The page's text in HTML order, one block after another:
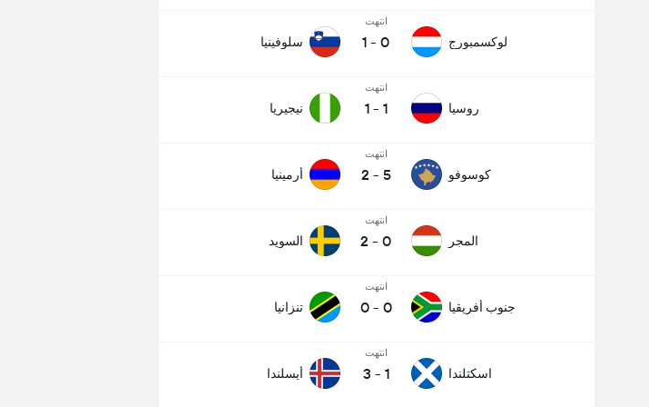
لوكسمبورج
انتهت
0
-
1 سلوفينيا
روسيا
انتهت
1
-
1 نيجيريا
كوسوفو
انتهت
5
-
2 أرمينيا
المجر
انتهت
0
-
2 السويد
جنوب أفريقيا
انتهت
0
-
0 تنزانيا
اسكتلندا
انتهت
1
-
3 أيسلندا